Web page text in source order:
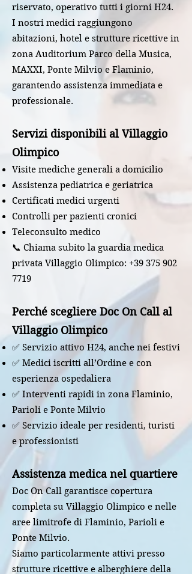
riservato, operativo tutti i giorni H24.
I nostri medici raggiungono
abitazioni, hotel e strutture ricettive in
zona Auditorium Parco della Musica,
MAXXI, Ponte Milvio e Flaminio,
garantendo assistenza immediata e
professionale.
Servizi disponibili al Villaggio
Olimpico
Visite mediche generali a domicilio
Assistenza pediatrica e geriatrica
Certificati medici urgenti
Controlli per pazienti cronici
Teleconsulto medico
📞 Chiama subito la guardia medica
privata Villaggio Olimpico: +39 375 902
7719
Perché scegliere Doc On Call al
Villaggio Olimpico
✅ Servizio attivo H24, anche nei festivi
✅ Medici iscritti all’Ordine e con
esperienza ospedaliera
✅ Interventi rapidi in zona Flaminio,
Parioli e Ponte Milvio
✅ Servizio ideale per residenti, turisti
e professionisti
Assistenza medica nel quartiere
Doc On Call garantisce copertura
completa su Villaggio Olimpico e nelle
aree limitrofe di Flaminio, Parioli e
Ponte Milvio.
Siamo particolarmente attivi presso
strutture ricettive e alberghiere della